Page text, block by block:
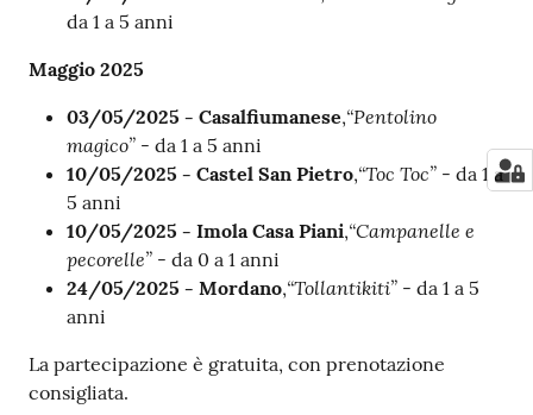
da 1 a 5 anni
Maggio 2025
03/05/2025 - Casalfiumanese,“Pentolino
magico” - da 1 a 5 anni
10/05/2025 - Castel San Pietro,“Toc Toc” - da 1 a
5 anni
10/05/2025 - Imola Casa Piani,“Campanelle e
pecorelle” - da 0 a 1 anni
24/05/2025 - Mordano,“Tollantikiti” - da 1 a 5
anni
La partecipazione è gratuita, con prenotazione
consigliata.